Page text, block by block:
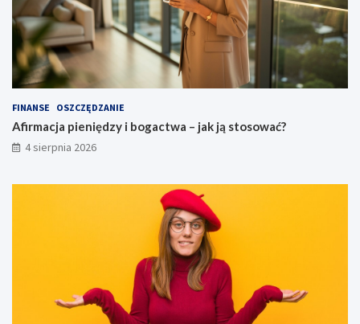
FINANSE OSZCZĘDZANIE
Afirmacja pieniędzy i bogactwa – jak ją stosować?
4 sierpnia 2026